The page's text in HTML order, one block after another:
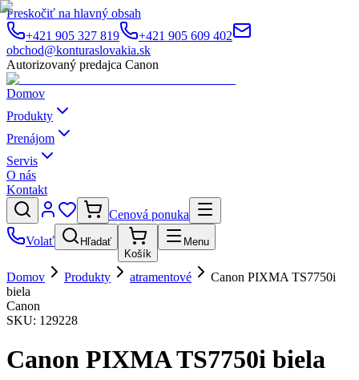
Preskočiť na hlavný obsah
+421 905 327 819
+421 905 609 402
obchod@konturaslovakia.sk
Autorizovaný predajca Canon
Domov
Produkty
Prenájom
Servis
O nás
Kontakt
Cenová ponuka
Volať
Hľadať
Košík
Menu
Domov Produkty atramentové
Canon PIXMA TS7750i
biela
Canon
SKU: 129228
Canon PIXMA TS7750i biela